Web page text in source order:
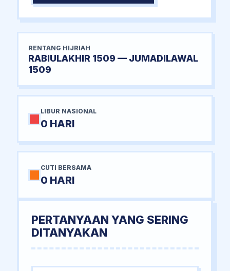
RENTANG HIJRIAH
RABIULAKHIR 1509 — JUMADILAWAL
1509
LIBUR NASIONAL
0 HARI
CUTI BERSAMA
0 HARI
PERTANYAAN YANG SERING
DITANYAKAN